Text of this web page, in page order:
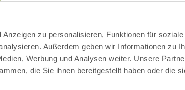
zu personalisieren, Funktionen für
Außerdem geben wir Informationen zu
Werbung und Analysen weiter. Unsere
die Sie ihnen bereitgestellt haben oder die